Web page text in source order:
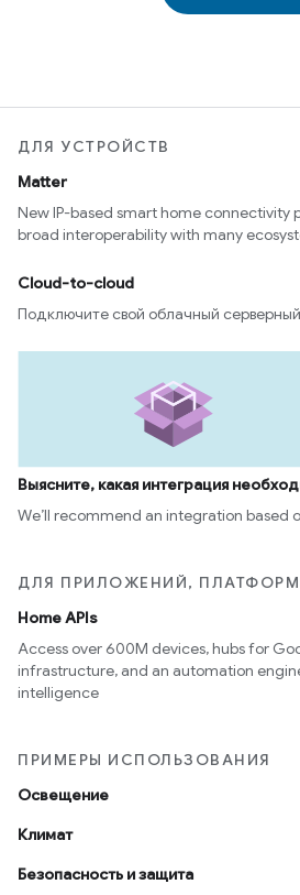
ДЛЯ УСТРОЙСТВ
Matter
New IP-based smart home connectivity
broad interoperability with many
Cloud-to-cloud
Подключите свой облачный
Выясните, какая интеграция
We’ll recommend an integration based
ДЛЯ ПРИЛОЖЕНИЙ,
Home APIs
Access over 600M devices, hubs for
infrastructure, and an automation
intelligence
ПРИМЕРЫ ИСПОЛЬЗОВАНИЯ
Освещение
Климат
Безопасность и защита